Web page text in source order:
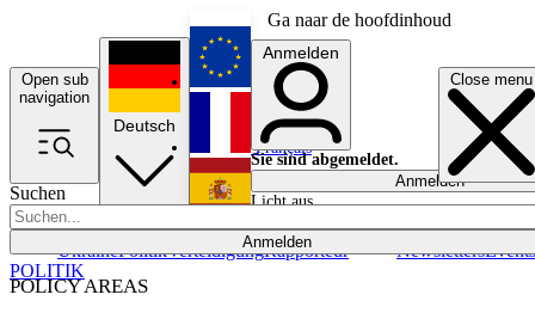
Ga naar de hoofdinhoud
Open sub
navigation
Close menu
Suchen
Anmelden
POLICY AREAS
UkrainePolitikVerteidigungRapporteur NewslettersEvents
Deutsch
English
Français
Anmelden
Sie sind abgemeldet.
Anmelden
Licht aus
POLITIK